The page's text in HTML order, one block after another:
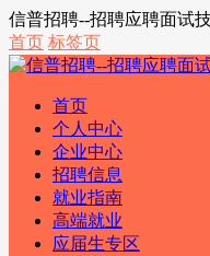
信普招聘--招聘应聘面试
首页 标签页
首页
个人中心
企业中心
招聘信息
就业指南
高端就业
应届生专区